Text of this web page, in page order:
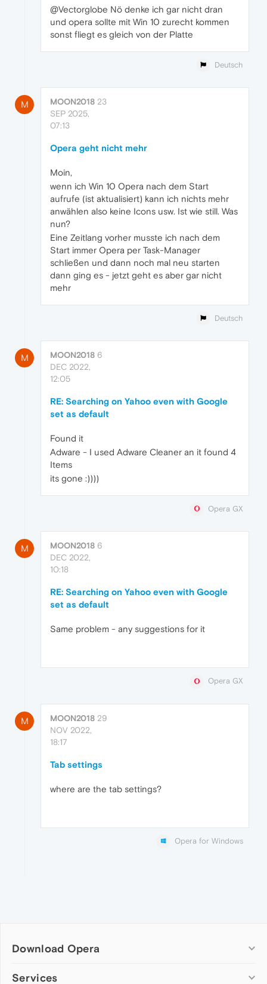
@Vectorglobe Nö denke ich gar nicht dran
und opera sollte mit Win 10 zurecht kommen
sonst fliegt es gleich von der Platte
Deutsch
M MOON2018 23
SEP 2025,
07:13
Opera geht nicht mehr
Moin,
wenn ich Win 10 Opera nach dem Start
aufrufe (ist aktualisiert) kann ich nichts mehr
anwählen also keine Icons usw. Ist wie still. Was
nun?
Eine Zeitlang vorher musste ich nach dem
Start immer Opera per Task-Manager
schließen und dann noch mal neu starten
dann ging es - jetzt geht es aber gar nicht
mehr
Deutsch
M MOON2018 6
DEC 2022,
12:05
RE: Searching on Yahoo even with Google
set as default
Found it
Adware - I used Adware Cleaner an it found 4
Items
its gone :))))
Opera GX
M MOON2018 6
DEC 2022,
10:18
RE: Searching on Yahoo even with Google
set as default
Same problem - any suggestions for it
Opera GX
M MOON2018 29
NOV 2022,
18:17
Tab settings
where are the tab settings?
Opera for Windows
Download Opera
Computer browsers
Services